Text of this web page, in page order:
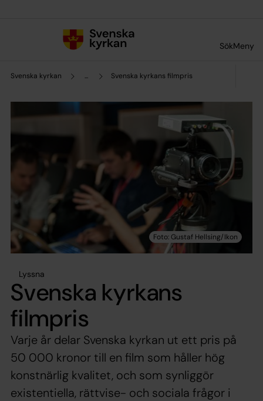
SökMeny
Svenska kyrkan ... Svenska kyrkans filmpris
Lyssna
Svenska kyrkans
filmpris
Varje år delar Svenska kyrkan ut ett pris på
50 000 kronor till en film som håller hög
konstnärlig kvalitet, och som synliggör
existentiella, rättvise- och sociala frågor i